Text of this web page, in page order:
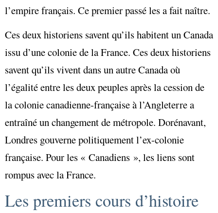
l’empire français. Ce premier passé les a fait naître.
Ces deux historiens savent qu’ils habitent un Canada
issu d’une colonie de la France. Ces deux historiens
savent qu’ils vivent dans un autre Canada où
l’égalité entre les deux peuples après la cession de
la colonie canadienne-française à l’Angleterre a
entraîné un changement de métropole. Dorénavant,
Londres gouverne politiquement l’ex-colonie
française. Pour les « Canadiens », les liens sont
rompus avec la France.
Les premiers cours d’histoire